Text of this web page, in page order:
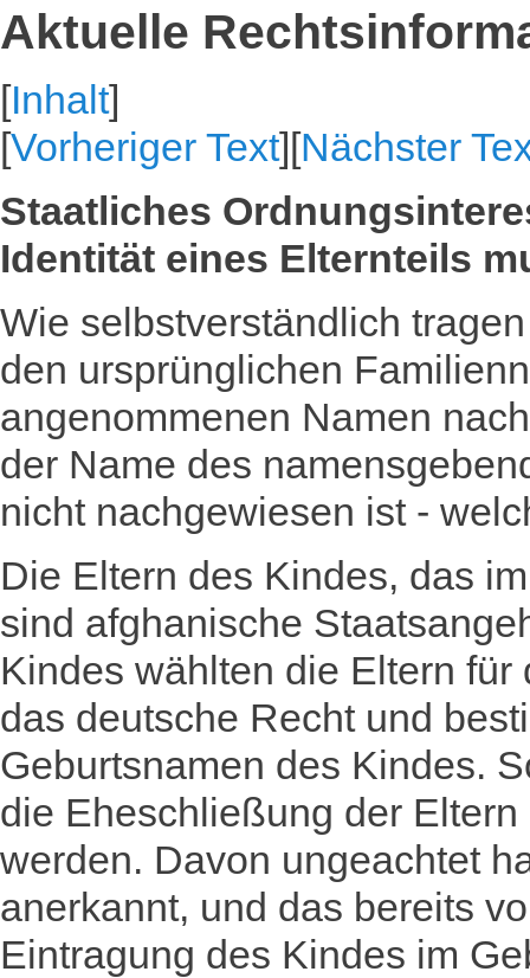
Aktuelle
[Inhalt]
[Vorheriger Text][Nächster
Staatliches
Identität eines Elternteils
Wie selbstverständlich
den ursprünglichen
angenommenen Namen
der Name des
nicht nachgewiesen ist -
Die Eltern des Kindes, das
sind afghanische
Kindes wählten die Eltern
das deutsche Recht und
Geburtsnamen des Kindes.
die Eheschließung der
werden. Davon ungeachtet
anerkannt, und das bereits
Eintragung des Kindes im